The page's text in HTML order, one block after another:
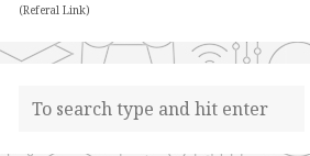
(Referal Link)